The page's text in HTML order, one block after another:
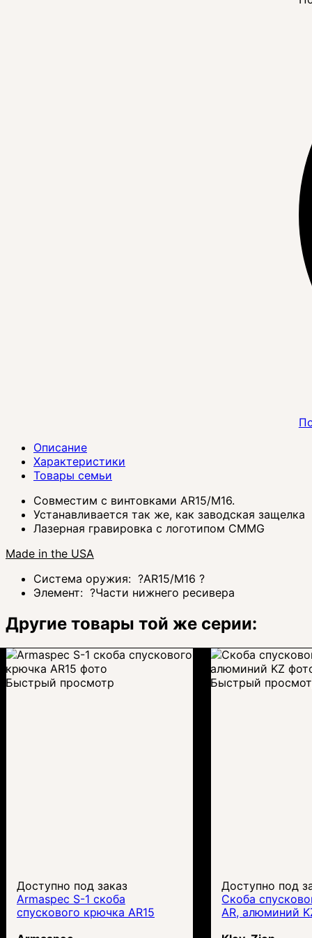
Описание
Характеристики
Товары семьи
Совместим с винтовками AR15/M16.
Устанавливается так же, как заводская защелка
Лазерная гравировка с логотипом CMMG
Made in the USA
Система оружия: ?AR15/M16 ?
Элемент: ?Части нижнего ресивера
Другие товары той же серии:
Быстрый просмотр
Доступно под заказ
Armaspec S-1 скоба
спускового крючка AR15
Быстрый
Доступно под
Cкоба
AR, алюминий